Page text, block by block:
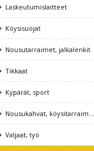
Laskeutumislaitteet
Köysisuojat
Nousutarraimet, jalkalenkit
Tikkaat
Kypärät, sport
Nousukahvat, köysitarraimet
Valjaat, työ